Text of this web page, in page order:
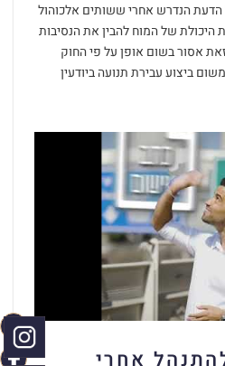
הנדרש אחרי ששותים אלכוהול
של המוח להבין את הנסיבות
אסור בשום אופן על פי החוק
ביצוע עבירת תנועה ביודעין
אחרי